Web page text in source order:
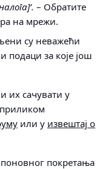
– Обратите
на мрежи.
су неважећи
подаци за које још
их сачувати у
или у извештај о
покретања